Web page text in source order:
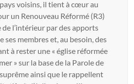
voisins, il tient à cœur au
un Renouveau Réformé (R3)
de l’intérieur par des apports
ses membres et, au besoin, des
à rester une « église réformée
» sur la base de la Parole de
ainsi que le rappellent